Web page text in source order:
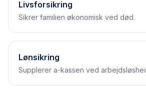
Livsforsikring
Sikrer familien økonomisk ved død.
Lønsikring
Supplerer a-kassen ved